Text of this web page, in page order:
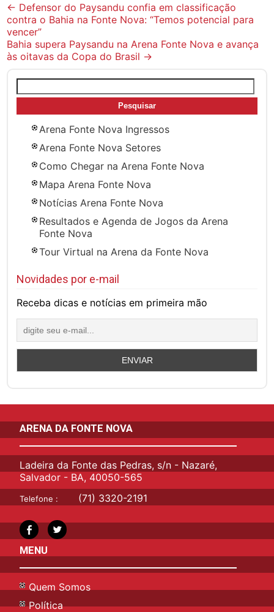
Post
navigation
← Defensor do Paysandu confia em classificação
contra o Bahia na Fonte Nova: “Temos potencial para
vencer”
Bahia supera Paysandu na Arena Fonte Nova e avança
às oitavas da Copa do Brasil →
por:
Arena Fonte Nova Ingressos
Arena Fonte Nova Setores
Como Chegar na Arena Fonte Nova
Mapa Arena Fonte Nova
Notícias Arena Fonte Nova
Resultados e Agenda de Jogos da Arena
Fonte Nova
Tour Virtual na Arena da Fonte Nova
Novidades por e-mail
Receba dicas e notícias em primeira mão
ARENA DA FONTE NOVA
Ladeira da Fonte das Pedras, s/n - Nazaré,
Salvador - BA, 40050-565
Telefone : (71) 3320-2191
MENU
Quem Somos
Política